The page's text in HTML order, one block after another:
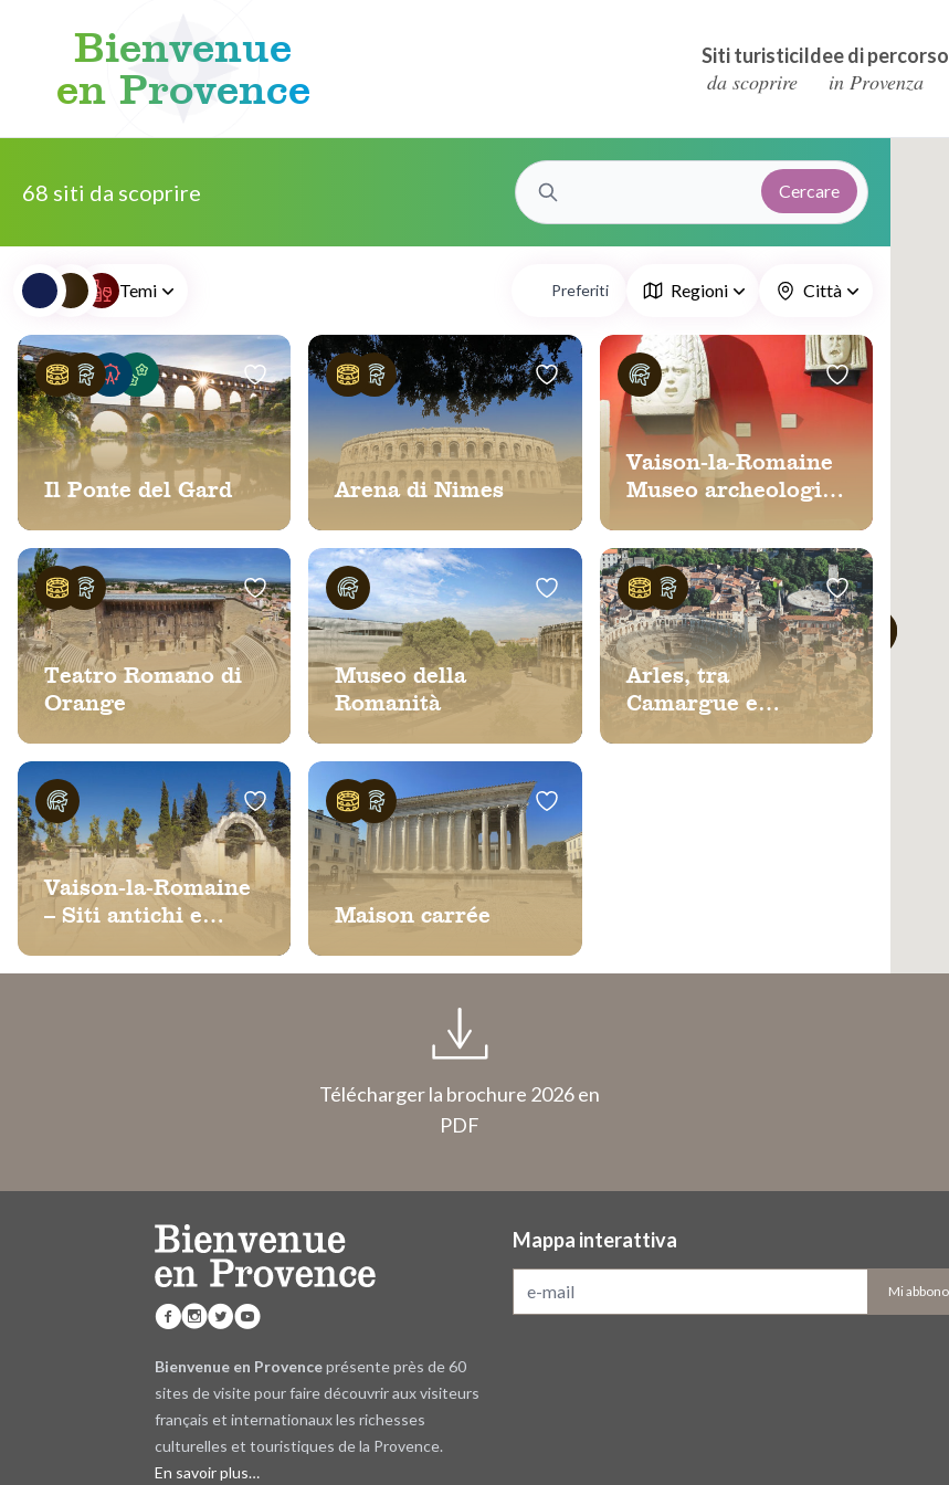
Bienvenue
en Provence
Siti turistici
da scoprire
Idee di percorso
in Provenza
68 siti da scoprire Cercare
Temi Preferiti Regioni Città
Il Ponte del Gard Arena di Nimes
Vaison-la-Romaine
Museo archeologico
Teatro Romano di
Orange
Museo della
Romanità
Arles, tra
Camargue e
Vaison-la-Romaine
– Siti antichi e
medievali
Maison carrée
Télécharger la brochure 2026 en
PDF
Bienvenue en Provenceprésente près de 60
sites de visite pour faire découvrir aux visiteurs
français et internationaux les richesses
culturelles et touristiques de la Provence.
En savoir plus…
Mappa interattiva